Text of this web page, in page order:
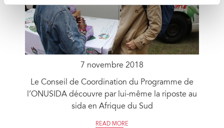
7 novembre 2018
Le Conseil de Coordination du Programme de
l’ONUSIDA découvre par lui-même la riposte au
sida en Afrique du Sud
READ MORE